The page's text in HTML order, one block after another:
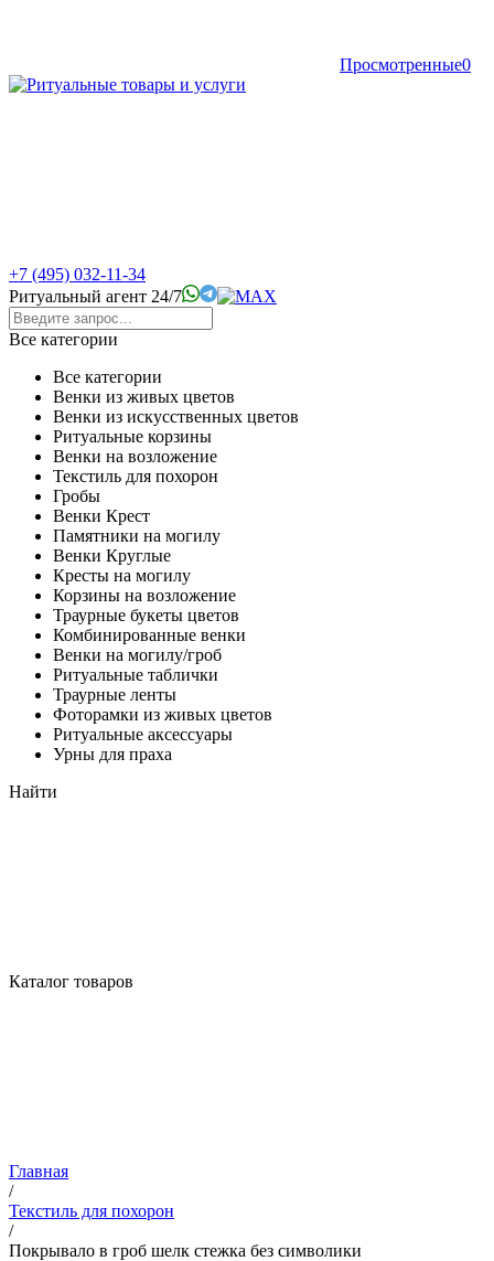
Просмотренные0
+7 (495) 032-11-34
Ритуальный агент 24/7
Все категории
Все категории
Венки из живых цветов
Венки из искусственных цветов
Ритуальные корзины
Венки на возложение
Текстиль для похорон
Гробы
Венки Крест
Памятники на могилу
Венки Круглые
Кресты на могилу
Корзины на возложение
Траурные букеты цветов
Комбинированные венки
Венки на могилу/гроб
Ритуальные таблички
Траурные ленты
Фоторамки из живых цветов
Ритуальные аксессуары
Урны для праха
Найти
Каталог товаров
Главная
/
Текстиль для похорон
/
Покрывало в гроб шелк стежка без символики